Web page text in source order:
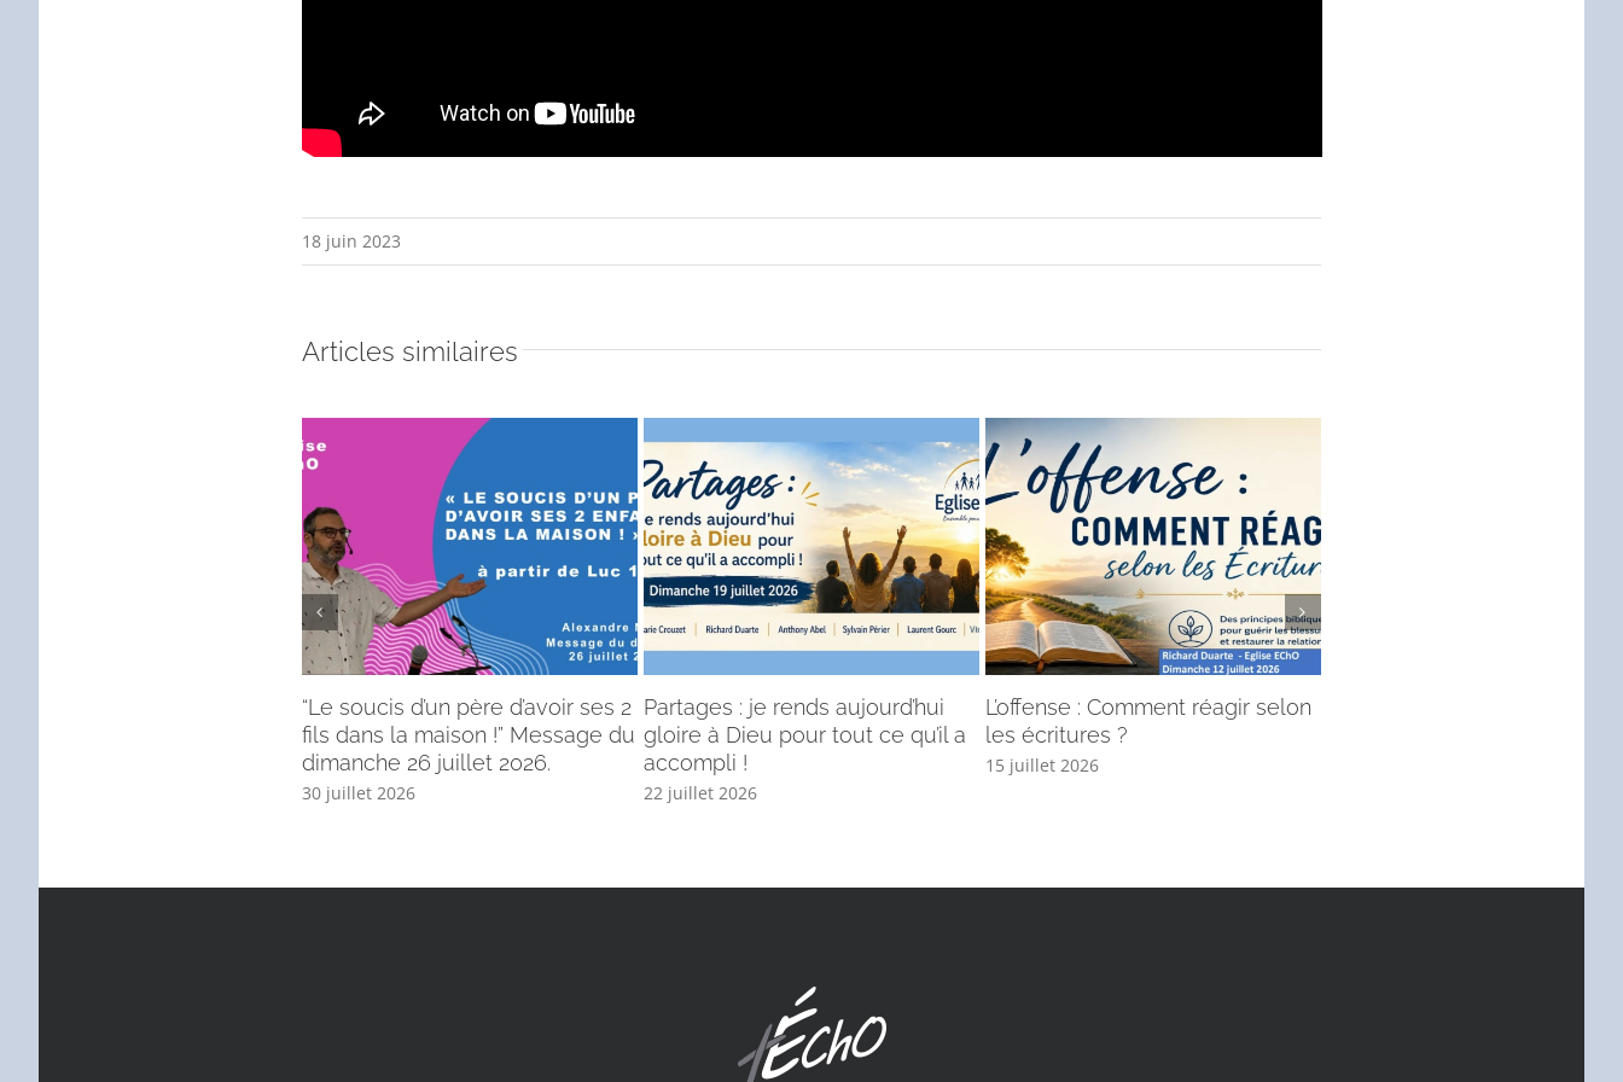
18 juin 2023
Articles similaires
“Le soucis d’un père d’avoir ses 2
fils dans la maison !” Message du
dimanche 26 juillet 2026.
30 juillet 2026
Partages : je rends aujourd’hui
gloire à Dieu pour tout ce qu’il a
accompli !
22 juillet 2026
L’offense : Comment réagir selon
les écritures ?
15 juillet 2026